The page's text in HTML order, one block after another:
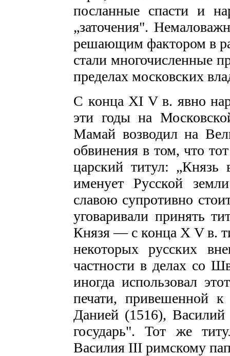
посланные спасти и
„заточения".
решающим фактором в
стали многочисленные
пределах московских
С конца ХI V в. явно
эти годы на
Мамай возводил на
обвинения в том, что
царский титул:
именует Русской
славою супротивно
уговаривали принять
Князя — с конца Х V в.
некоторых русских
частности в делах со
иногда использовал
печати, привешенной
Данией (1516),
государь". Тот же
Василия III римскому